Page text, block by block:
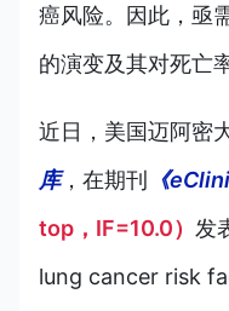
癌风险。因此，亟
的演变及其对死亡
近日，美国迈阿密
库，在期刊 《
top，IF=10.0） 发
lung cancer risk